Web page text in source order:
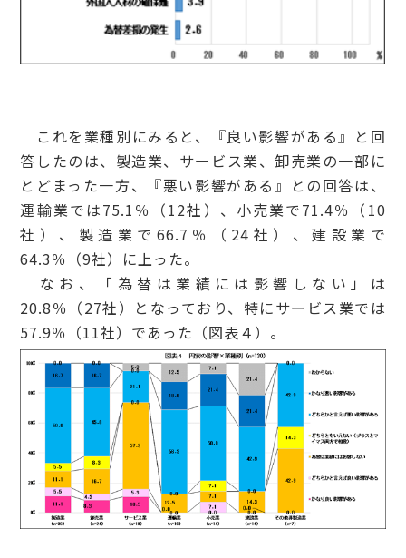
これを業種別にみると、『良い影響がある』と回
答したのは、製造業、サービス業、卸売業の一部に
とどまった一方、『悪い影響がある』との回答は、
運輸業では75.1％（12社）、小売業で71.4％（10
社）、製造業で66.7％（24社）、建設業で
64.3％（9社）に上った。
なお、「為替は業績には影響しない」は
20.8％（27社）となっており、特にサービス業では
57.9％（11社）であった（図表４）。